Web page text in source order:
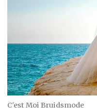
C'est Moi Bruidsmode